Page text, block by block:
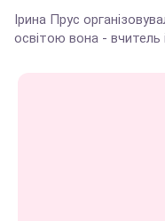
Ірина Прус
освітою вона - вчитель